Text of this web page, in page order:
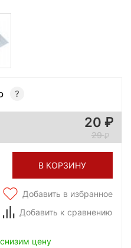
20
29
В КОРЗИНУ
Добавить в избранное
Добавить к сравнению
цену